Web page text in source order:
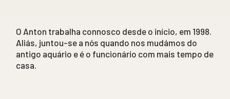
O Anton trabalha connosco desde o início, em 1998.
Aliás, juntou-se a nós quando nos mudámos do
antigo aquário e é o funcionário com mais tempo de
casa.